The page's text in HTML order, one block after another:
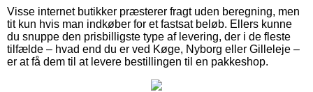
Visse internet butikker præsterer fragt uden beregning, men
tit kun hvis man indkøber for et fastsat beløb. Ellers kunne
du snuppe den prisbilligste type af levering, der i de fleste
tilfælde – hvad end du er ved Køge, Nyborg eller Gilleleje –
er at få dem til at levere bestillingen til en pakkeshop.